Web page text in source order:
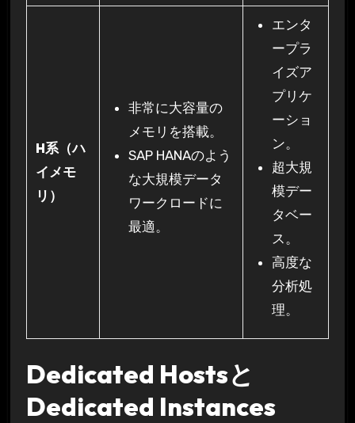
H系（ハ
イメモ
リ）
非常に大容量の
メモリを搭載。
SAP HANAのよう
な大規模データ
ワークロードに
最適。
エンタ
ープラ
イズア
プリケ
ーショ
ン。
超大規
模デー
タベー
ス。
高度な
分析処
理。
Dedicated Hostsと
Dedicated Instances